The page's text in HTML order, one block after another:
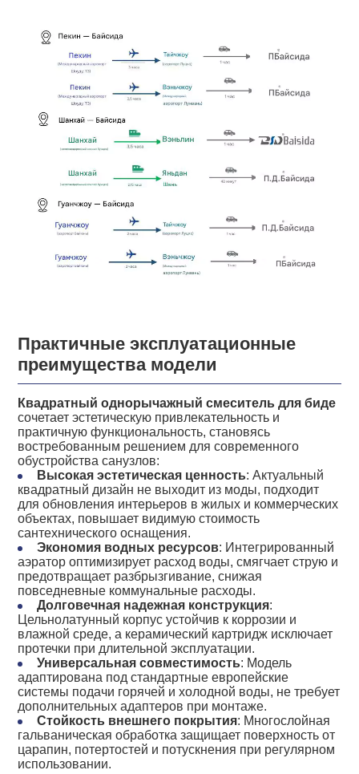
Практичные эксплуатационные
преимущества модели
Квадратный однорычажный смеситель для биде
сочетает эстетическую привлекательность и
практичную функциональность, становясь
востребованным решением для современного
обустройства санузлов:
Высокая эстетическая ценность: Актуальный
квадратный дизайн не выходит из моды, подходит
для обновления интерьеров в жилых и коммерческих
объектах, повышает видимую стоимость
сантехнического оснащения.
Экономия водных ресурсов: Интегрированный
аэратор оптимизирует расход воды, смягчает струю и
предотвращает разбрызгивание, снижая
повседневные коммунальные расходы.
Долговечная надежная конструкция:
Цельнолатунный корпус устойчив к коррозии и
влажной среде, а керамический картридж исключает
протечки при длительной эксплуатации.
Универсальная совместимость: Модель
адаптирована под стандартные европейские
системы подачи горячей и холодной воды, не требует
дополнительных адаптеров при монтаже.
Стойкость внешнего покрытия: Многослойная
гальваническая обработка защищает поверхность от
царапин, потертостей и потускнения при регулярном
использовании.